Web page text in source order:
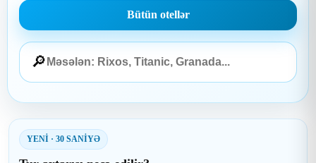
Bütün otellər
🔎
Otel axtarışı
YENİ · 30 SANİYƏ